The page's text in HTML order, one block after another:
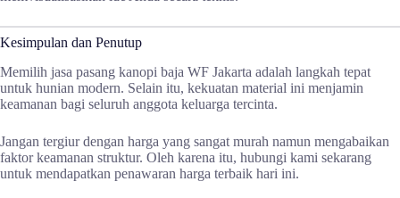
Kesimpulan dan Penutup
Memilih jasa pasang kanopi baja WF Jakarta adalah langkah tepat
untuk hunian modern. Selain itu, kekuatan material ini menjamin
keamanan bagi seluruh anggota keluarga tercinta.
Jangan tergiur dengan harga yang sangat murah namun mengabaikan
faktor keamanan struktur. Oleh karena itu, hubungi kami sekarang
untuk mendapatkan penawaran harga terbaik hari ini.